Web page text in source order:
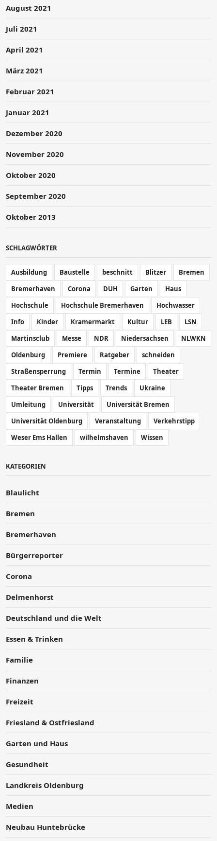
August 2021
Juli 2021
April 2021
März 2021
Februar 2021
Januar 2021
Dezember 2020
November 2020
Oktober 2020
September 2020
Oktober 2013
SCHLAGWÖRTER
Ausbildung Baustelle beschnitt Blitzer
Bremen
Bremerhaven
Corona DUH Garten
Haus
Hochschule
Hochschule Bremerhaven
Hochwasser
Info
Kinder Kramermarkt Kultur LEB
LSN
Martinsclub
Messe NDR Niedersachsen
NLWKN
Oldenburg
Premiere Ratgeber
schneiden
Straßensperrung
Termin Termine
Theater
Theater Bremen
Tipps Trends
Ukraine
Umleitung
Universität
Universität Bremen
Universität Oldenburg
Veranstaltung
Verkehrstipp
Weser Ems Hallen
wilhelmshaven Wissen
KATEGORIEN
Blaulicht
Bremen
Bremerhaven
Bürgerreporter
Corona
Delmenhorst
Deutschland und die Welt
Essen & Trinken
Familie
Finanzen
Freizeit
Friesland & Ostfriesland
Garten und Haus
Gesundheit
Landkreis Oldenburg
Medien
Neubau Huntebrücke